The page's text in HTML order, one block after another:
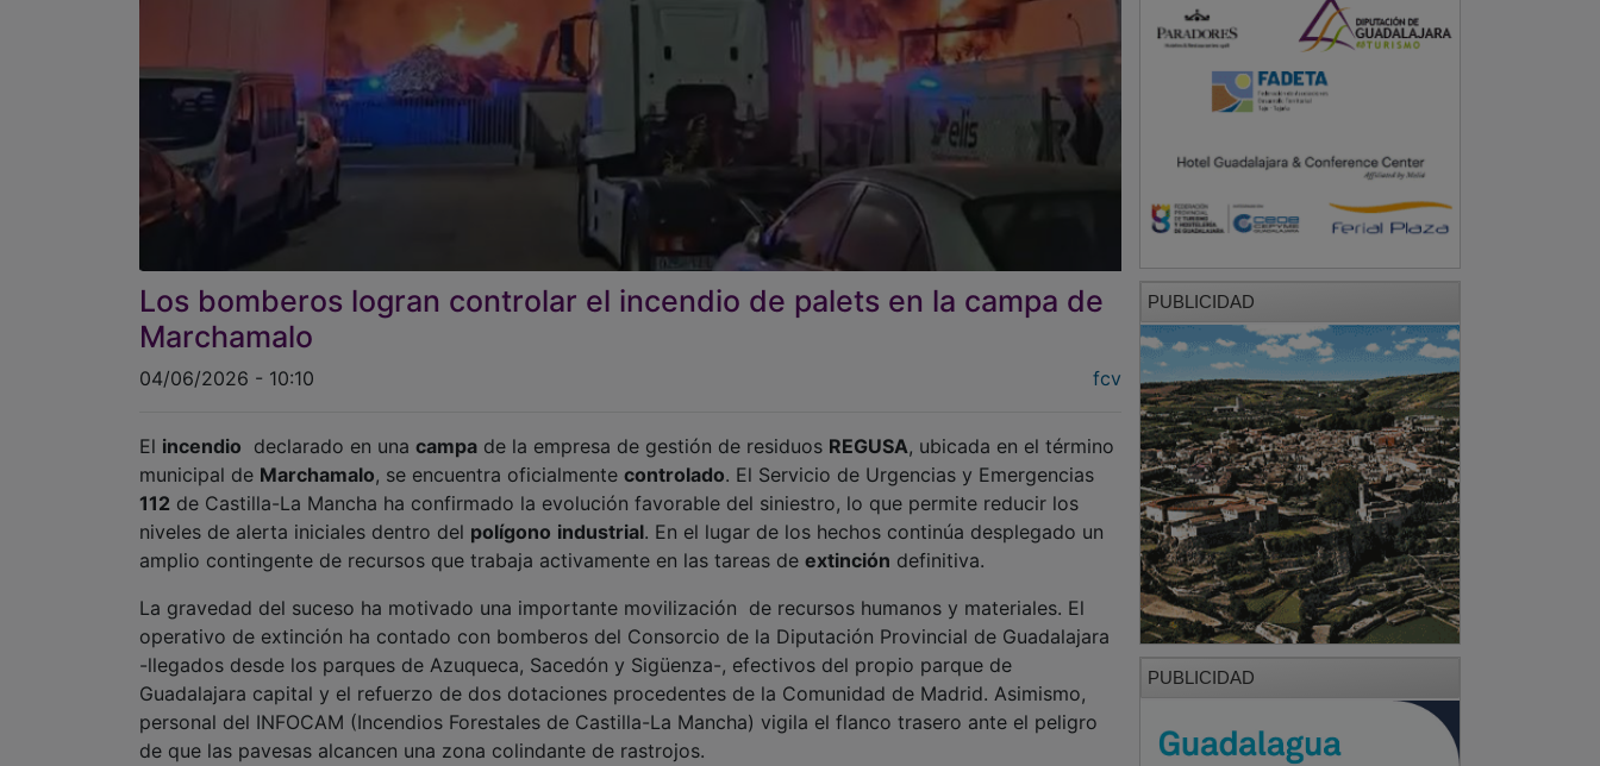
Los bomberos logran controlar el incendio de palets en la campa de
Marchamalo
04/06/2026 - 10:10 fcv
El incendio declarado en una campa de la empresa de gestión de residuos REGUSA, ubicada en el término
municipal de Marchamalo, se encuentra oficialmente controlado. El Servicio de Urgencias y Emergencias
112 de Castilla-La Mancha ha confirmado la evolución favorable del siniestro, lo que permite reducir los
niveles de alerta iniciales dentro del polígono industrial. En el lugar de los hechos continúa desplegado un
amplio contingente de recursos que trabaja activamente en las tareas de extinción definitiva.
​​La gravedad del suceso ha motivado una importante movilización de recursos humanos y materiales. El
operativo de extinción ha contado con bomberos del Consorcio de la Diputación Provincial de Guadalajara
-llegados desde los parques de Azuqueca, Sacedón y Sigüenza-, efectivos del propio parque de
Guadalajara capital y el refuerzo de dos dotaciones procedentes de la Comunidad de Madrid. Asimismo,
personal del INFOCAM (Incendios Forestales de Castilla-La Mancha) vigila el flanco trasero ante el peligro
de que las pavesas alcancen una zona colindante de rastrojos.
PUBLICIDAD
PUBLICIDAD